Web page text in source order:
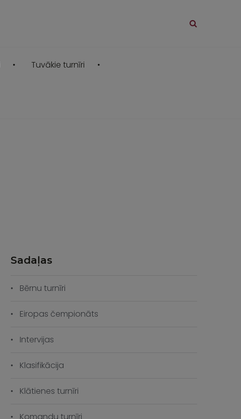
Tuvākie turnīri
Sadaļas
Bērnu turnīri
Eiropas čempionāts
Intervijas
Klasifikācija
Klātienes turnīri